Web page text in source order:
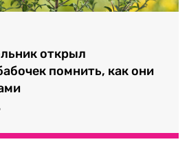
открыл
помнить, как они